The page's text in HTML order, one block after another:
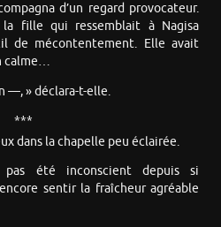
d’un regard provocateur.
fille qui ressemblait à Nagisa
de mécontentement. Elle avait
calme…
—, » déclara-t-elle.
***
dans la chapelle peu éclairée.
pas été inconscient depuis si
sentir la fraîcheur agréable